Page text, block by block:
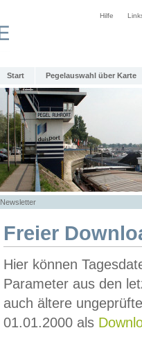
Hilfe
Start Pegelauswahl über Karte
Newsletter
Freier
Hier können
Parameter aus den
auch ältere
01.01.2000 als